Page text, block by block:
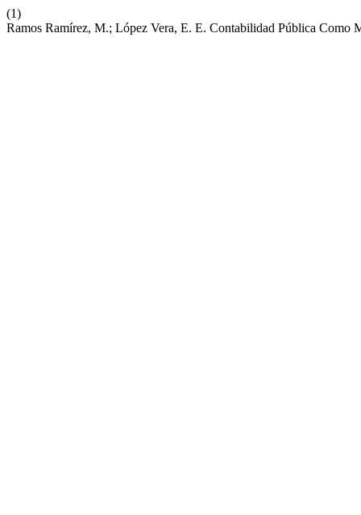
(1)
Ramos Ramírez, M.; López Vera, E. E. Contabilidad Pública Como